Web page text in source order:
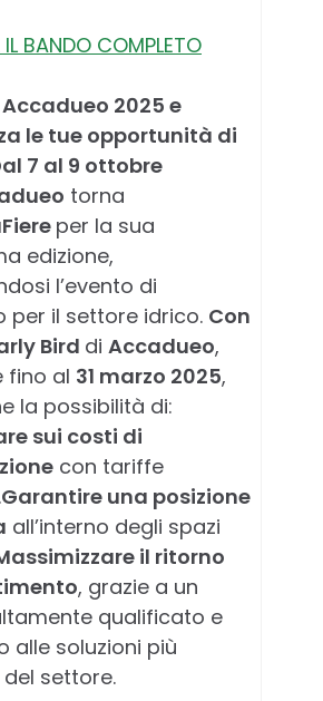
BANDO COMPLETO
2025 e
le tue opportunità di
7 al 9 ottobre
torna
per la sua
edizione,
l’evento di
per il settore idrico. Con
Bird di Accadueo,
fino al 31 marzo 2025,
la possibilità di:
sui costi di
con tariffe
Garantire una posizione
all’interno degli spazi
il ritorno
, grazie a un
qualificato e
alle soluzioni più
settore.­